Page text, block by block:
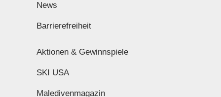
News
Barrierefreiheit
Aktionen & Gewinnspiele
SKI USA
Maledivenmagazin